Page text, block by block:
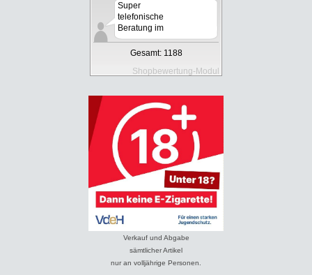
Super
telefonische
Beratung im
Lockdown,
kaufen, be...
Gesamt: 1188
Shopbewertung-Modul
Verkauf und Abgabe
sämtlicher Artikel
nur an volljährige Personen.